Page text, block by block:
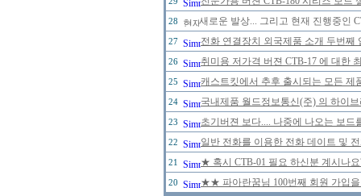
28 새로운 발상... 그리고 현재 진행중인
27 전화 연결장치 외국제품 소개 두번째
26 취미용 저가격 버젼 CTB-17 에 대한
25 캐스트킷에서 추후 출시되는 모든
24 국내제품 월드정보통신(주) 의 하이
23 초기버젼 보다.... 나중에 나오는 보
22 일반 전화를 이용한 전화 데이트 및
21 ★ 혹시 CTB-01 필요 하신분 계시나
20 ★★ 파아란꿈님 100번째 회원 가입